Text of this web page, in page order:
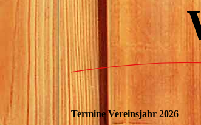
Termine Vereinsjahr 2026